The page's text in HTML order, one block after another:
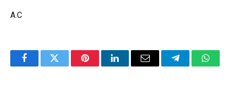
A.C
FacebookTwitter PinterestLinkedInEmail Telegram